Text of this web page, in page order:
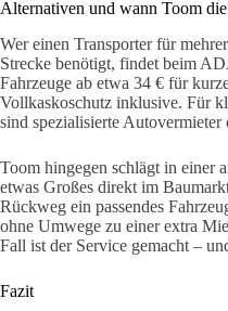
Alternativen und wann Toom
Wer einen Transporter für
Strecke benötigt, findet beim
Fahrzeuge ab etwa 34 € für
Vollkaskoschutz inklusive. Für
sind spezialisierte Autovermieter
Toom hingegen schlägt in einer
etwas Großes direkt im
Rückweg ein passendes
ohne Umwege zu einer extra
Fall ist der Service gemacht –
Fazit